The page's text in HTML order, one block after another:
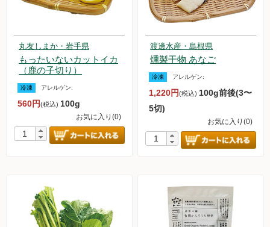
ご利用ガイド
お買い物について
取扱いアイテム数について
カートについて
返品・キャンセルについて
お支払い方法について
丸友しまか・岩手県
もったいないカットイカ
（鹿の子切り）
冷凍 アレルゲン:
560円(税込) 100g
お気に入り(0)
渡邊水産・島根県
燻製干物 あなご
冷凍 アレルゲン:
1,220円(税込) 100g前後(3〜
5切)
お気に入り(0)